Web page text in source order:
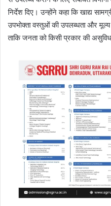
निर्देश दिए। उन्होंने कहा कि खाद्य
उपभोक्ता वस्तुओं की उपलब्धता और मूल्य
ताकि जनता को किसी प्रकार की